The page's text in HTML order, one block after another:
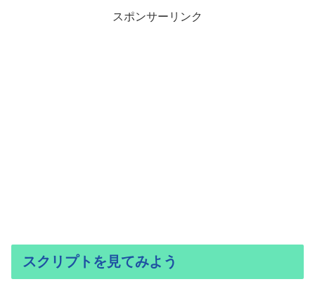
スポンサーリンク
スクリプトを見てみよう